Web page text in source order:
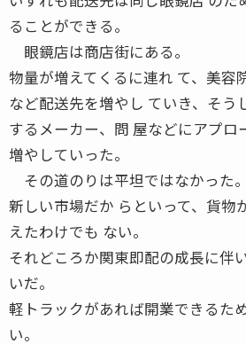
ることができる。
眼鏡店は商店街にある。
物量が増えてくるに連れ て、美容
など配送先を増やし ていき、そう
するメーカー、問 屋などにアプロ
増やしていった。
その道のりは平坦ではなかった。
新しい市場だか らといって、貨物
えたわけでも ない。
それどころか関東即配の成長に伴
いだ。
軽トラックがあれば開業できるた
い。